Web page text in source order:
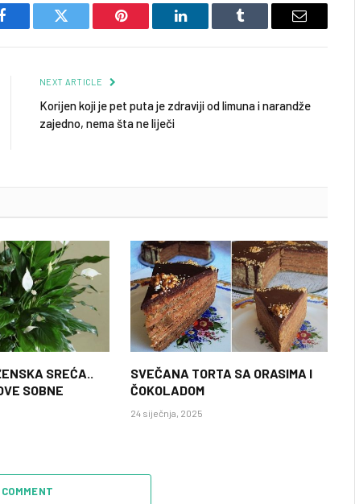
Facebook Twitter Pinterest LinkedIn Tumblr Email
NEXT ARTICLE
Korijen koji je pet puta je zdraviji od limuna i narandže
zajedno, nema šta ne liječi
SREĆA..
SOBNE
SVEČANA TORTA SA ORASIMA I
ČOKOLADOM
24 siječnja, 2025